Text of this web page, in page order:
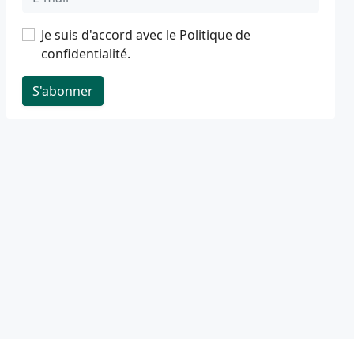
Je suis d'accord avec le Politique de
confidentialité.
S'abonner